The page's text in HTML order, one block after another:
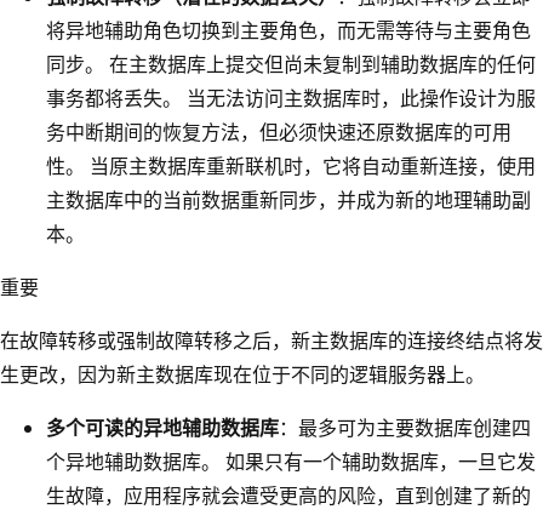
将异地辅助角色切换到主要角色，而无需等待与主要角色
同步。 在主数据库上提交但尚未复制到辅助数据库的任何
事务都将丢失。 当无法访问主数据库时，此操作设计为服
务中断期间的恢复方法，但必须快速还原数据库的可用
性。 当原主数据库重新联机时，它将自动重新连接，使用
主数据库中的当前数据重新同步，并成为新的地理辅助副
本。
重要
在故障转移或强制故障转移之后，新主数据库的连接终结点将发
生更改，因为新主数据库现在位于不同的逻辑服务器上。
多个可读的异地辅助数据库：最多可为主要数据库创建四
个异地辅助数据库。 如果只有一个辅助数据库，一旦它发
生故障，应用程序就会遭受更高的风险，直到创建了新的